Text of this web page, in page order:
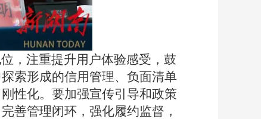
， 注重提升用户体验感受，鼓
索形成的信用管理、负面清单
性化。要加强宣传引导和政策
完善管理闭环，强化履约监督 ，